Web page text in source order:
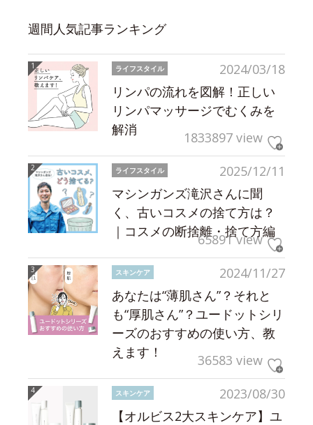
週間人気記事ランキング
2024/03/18
ライフスタイル
リンパの流れを図解！正しい
リンパマッサージでむくみを
解消
1833897 view
2025/12/11
ライフスタイル
マシンガンズ滝沢さんに聞
く、古いコスメの捨て方は？
｜コスメの断捨離・捨て方編
65891 view
2024/11/27
スキンケア
あなたは“薄肌さん”？それと
も“厚肌さん”？ユードットシリ
ーズのおすすめの使い方、教
えます！
36583 view
2023/08/30
スキンケア
【オルビス2大スキンケア】ユ